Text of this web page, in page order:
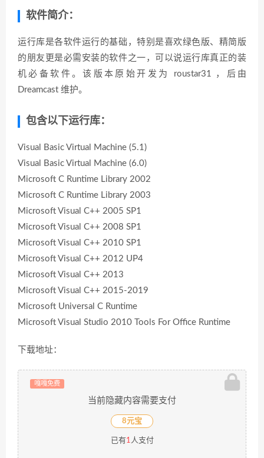
软件简介：
运行库是各软件运行的基础，特别是喜欢绿色版、精简版
的朋友更是必需安装的软件之一，可以说运行库真正的装
机必备软件。该版本原始开发为 roustar31 ，后由
Dreamcast 维护。
包含以下运行库：
Visual Basic Virtual Machine (5.1)
Visual Basic Virtual Machine (6.0)
Microsoft C Runtime Library 2002
Microsoft C Runtime Library 2003
Microsoft Visual C++ 2005 SP1
Microsoft Visual C++ 2008 SP1
Microsoft Visual C++ 2010 SP1
Microsoft Visual C++ 2012 UP4
Microsoft Visual C++ 2013
Microsoft Visual C++ 2015-2019
Microsoft Universal C Runtime
Microsoft Visual Studio 2010 Tools For Office Runtime
下载地址：
嘎嘎免费
当前隐藏内容需要支付
8元宝
已有1人支付